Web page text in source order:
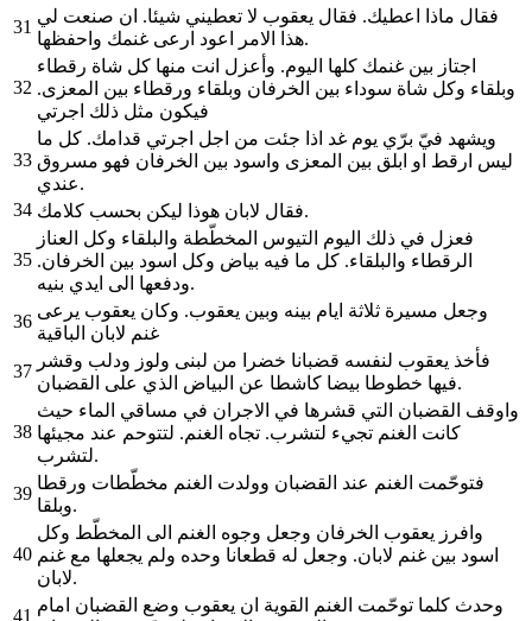
31
فقال ماذا اعطيك. فقال يعقوب لا تعطيني شيئا. ان صنعت لي
هذا الامر اعود ارعى غنمك واحفظها.
32
اجتاز بين غنمك كلها اليوم. وأعزل انت منها كل شاة رقطاء
وبلقاء وكل شاة سوداء بين الخرفان وبلقاء ورقطاء بين المعزى.
فيكون مثل ذلك اجرتي
33
ويشهد فيّ برّي يوم غد اذا جئت من اجل اجرتي قدامك. كل ما
ليس ارقط او ابلق بين المعزى واسود بين الخرفان فهو مسروق
عندي.
34
فقال لابان هوذا ليكن بحسب كلامك.
35
فعزل في ذلك اليوم التيوس المخطّطة والبلقاء وكل العناز
الرقطاء والبلقاء. كل ما فيه بياض وكل اسود بين الخرفان.
ودفعها الى ايدي بنيه.
36
وجعل مسيرة ثلاثة ايام بينه وبين يعقوب. وكان يعقوب يرعى
غنم لابان الباقية
37
فأخذ يعقوب لنفسه قضبانا خضرا من لبنى ولوز ودلب وقشر
فيها خطوطا بيضا كاشطا عن البياض الذي على القضبان.
38
واوقف القضبان التي قشرها في الاجران في مساقي الماء حيث
كانت الغنم تجيء لتشرب. تجاه الغنم. لتتوحم عند مجيئها
لتشرب.
39
فتوحّمت الغنم عند القضبان وولدت الغنم مخطّطات ورقطا
وبلقا.
40
وافرز يعقوب الخرفان وجعل وجوه الغنم الى المخطّط وكل
اسود بين غنم لابان. وجعل له قطعانا وحده ولم يجعلها مع غنم
لابان.
41
وحدث كلما توحّمت الغنم القوية ان يعقوب وضع القضبان امام